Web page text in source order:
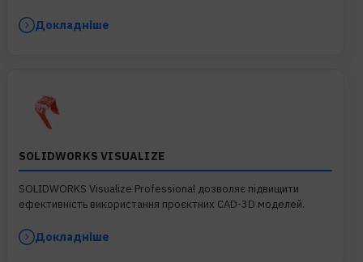
Докладніше
SOLIDWORKS VISUALIZE
SOLIDWORKS Visualize Professional дозволяє підвищити
ефективність використання проєктних CAD-3D моделей.
Докладніше